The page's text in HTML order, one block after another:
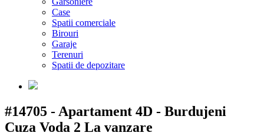
Case
Spatii comerciale
Birouri
Garaje
Terenuri
Spatii de depozitare
#14705 - Apartament 4D - Burdujeni
Cuza Voda 2 La vanzare